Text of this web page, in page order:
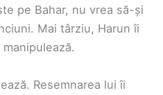
pe Bahar, nu vrea să-și
Mai târziu, Harun îi
Resemnarea lui îi